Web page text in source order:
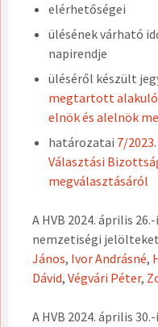
elérhetőségei
ülésének várható
napirendje
üléséről készült
megtartott
elnök és alelnök
határozatai 7/
Választási
megválasztásáról
A HVB 2024. április
nemzetiségi
János, Ivor Andrásné,
Dávid, Végvári Péter,
A HVB 2024. április